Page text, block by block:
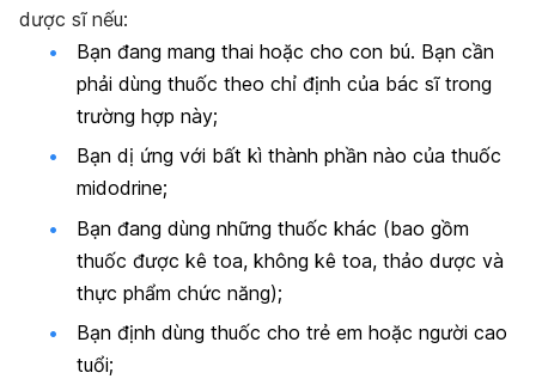
dược sĩ nếu:
Bạn đang mang thai hoặc cho con bú. Bạn cần
phải dùng thuốc theo chỉ định của bác sĩ trong
trường hợp này;
Bạn dị ứng với bất kì thành phần nào của thuốc
midodrine;
Bạn đang dùng những thuốc khác (bao gồm
thuốc được kê toa, không kê toa, thảo dược và
thực phẩm chức năng);
Bạn định dùng thuốc cho trẻ em hoặc người cao
tuổi;